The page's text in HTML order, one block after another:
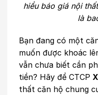
hiểu báo giá nội
là
Bạn đang có một
muốn được khoác
vẫn chưa biết cần
tiền? Hãy để CTCP
thất căn hộ chung